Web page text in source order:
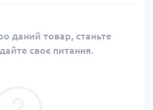
даний товар, станьте
своє питання.